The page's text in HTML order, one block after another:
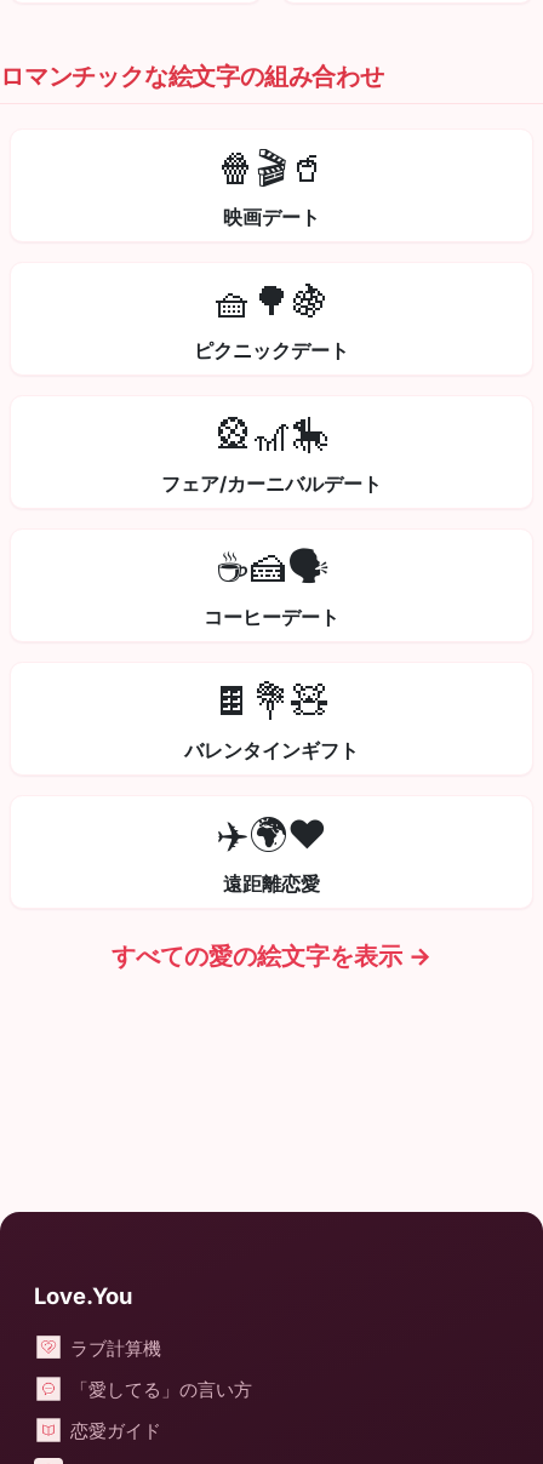
ロマンチックな絵文字の組み合わせ
🍿🎬🥤
映画デート
🧺🌳🍇
ピクニックデート
🎡🎢🎠
フェア/カーニバルデート
☕🍰🗣️
コーヒーデート
🍫💐🧸
バレンタインギフト
✈️🌍❤️
遠距離恋愛
すべての愛の絵文字を表示 →
Love.You
ラブ計算機
「愛してる」の言い方
恋愛ガイド